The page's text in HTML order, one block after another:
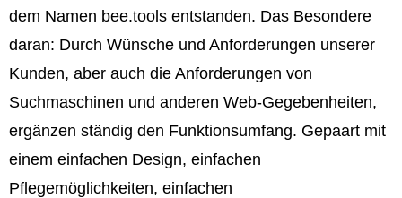
dem Namen bee.tools entstanden. Das Besondere
daran: Durch Wünsche und Anforderungen unserer
Kunden, aber auch die Anforderungen von
Suchmaschinen und anderen Web-Gegebenheiten,
ergänzen ständig den Funktionsumfang. Gepaart mit
einem einfachen Design, einfachen
Pflegemöglichkeiten, einfachen